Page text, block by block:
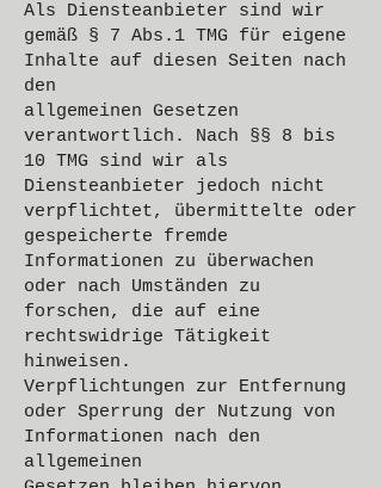
Als Diensteanbieter sind wir
gemäß § 7 Abs.1 TMG für eigene
Inhalte auf diesen Seiten nach
den
allgemeinen Gesetzen
verantwortlich. Nach §§ 8 bis
10 TMG sind wir als
Diensteanbieter jedoch nicht
verpflichtet, übermittelte oder
gespeicherte fremde
Informationen zu überwachen
oder nach Umständen zu
forschen, die auf eine
rechtswidrige Tätigkeit
hinweisen.
Verpflichtungen zur Entfernung
oder Sperrung der Nutzung von
Informationen nach den
allgemeinen